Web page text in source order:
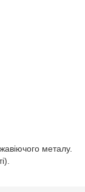
металу.